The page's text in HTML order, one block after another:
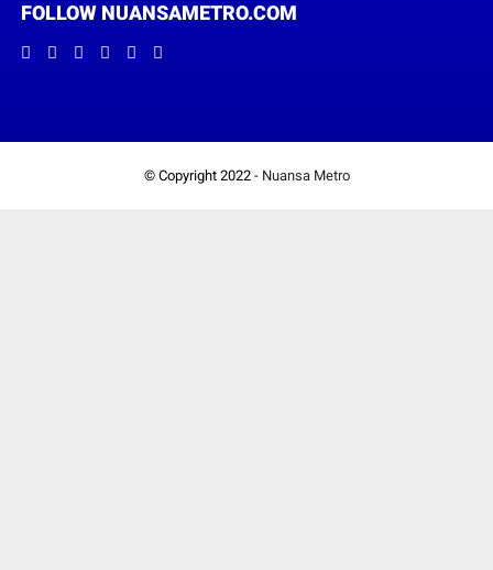
FOLLOW NUANSAMETRO.COM
© Copyright 2022 - Nuansa Metro